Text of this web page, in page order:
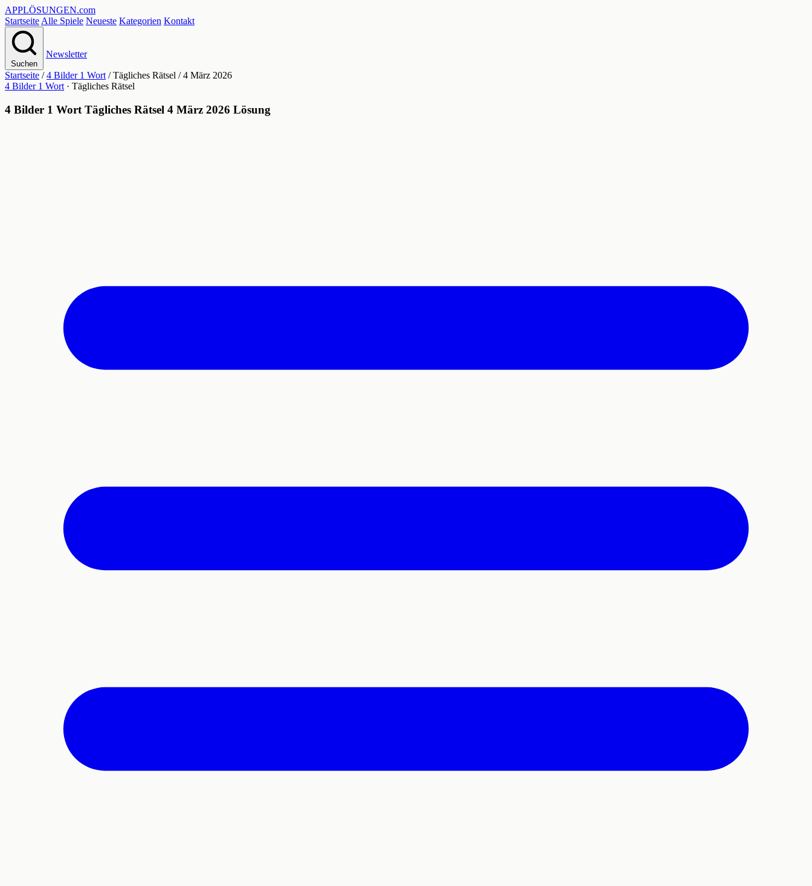
APPLÖSUNGEN.com
Startseite Alle Spiele Neueste Kategorien Kontakt
Suchen
Newsletter
Startseite / 4 Bilder 1 Wort / Tägliches Rätsel / 4 März 2026
4 Bilder 1 Wort · Tägliches Rätsel
4 Bilder 1 Wort Tägliches Rätsel 4 März 2026 Lösung